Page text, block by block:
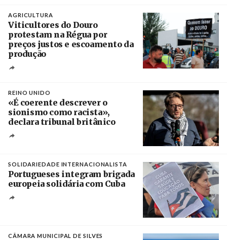
AGRICULTURA
Viticultores do Douro
protestam na Régua por
preços justos e escoamento da
produção
REINO UNIDO
«É coerente descrever o
sionismo como racista»,
declara tribunal britânico
SOLIDARIEDADE INTERNACIONALISTA
Portugueses integram brigada
europeia solidária com Cuba
CÂMARA MUNICIPAL DE SILVES